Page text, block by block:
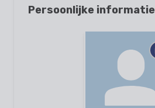
Persoonlijke informatie